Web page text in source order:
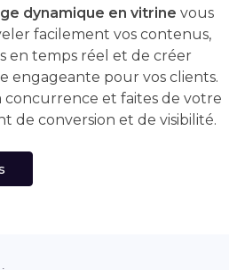
dynamique en vitrine vous
facilement vos contenus,
en temps réel et de créer
engageante pour vos clients.
concurrence et faites de votre
de conversion et de visibilité.